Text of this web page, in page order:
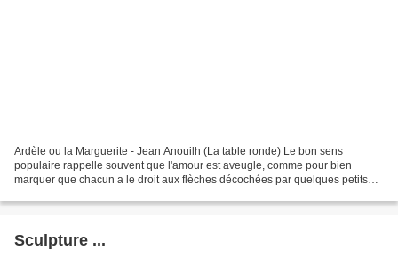
Ardèle ou la Marguerite - Jean Anouilh (La table ronde) Le bon sens
populaire rappelle souvent que l'amour est aveugle, comme pour bien
marquer que chacun a le droit aux flèches décochées par quelques petits
Sculpture ...